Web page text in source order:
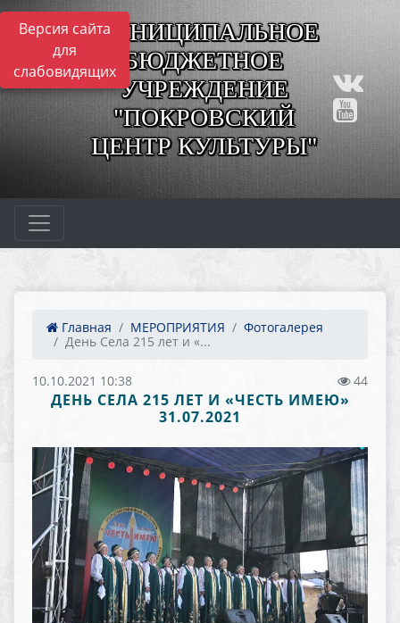
Версия сайта
для
слабовидящих
МУНИЦИПАЛЬНОЕ
БЮДЖЕТНОЕ
УЧРЕЖДЕНИЕ
"ПОКРОВСКИЙ
ЦЕНТР КУЛЬТУРЫ"
Главная МЕРОПРИЯТИЯ
Фотогалерея
День Села 215 лет и «...
10.10.2021 10:38 44
ДЕНЬ СЕЛА 215 ЛЕТ И «ЧЕСТЬ ИМЕЮ»
31.07.2021